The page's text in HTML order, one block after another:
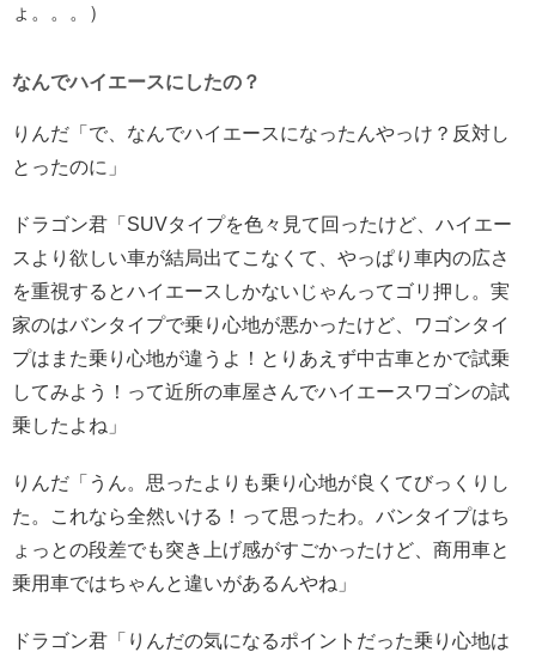
ょ。。。）
なんでハイエースにしたの？
りんだ「で、なんでハイエースになったんやっけ？反対し
とったのに」
ドラゴン君「SUVタイプを色々見て回ったけど、ハイエー
スより欲しい車が結局出てこなくて、やっぱり車内の広さ
を重視するとハイエースしかないじゃんってゴリ押し。実
家のはバンタイプで乗り心地が悪かったけど、ワゴンタイ
プはまた乗り心地が違うよ！とりあえず中古車とかで試乗
してみよう！って近所の車屋さんでハイエースワゴンの試
乗したよね」
りんだ「うん。思ったよりも乗り心地が良くてびっくりし
た。これなら全然いける！って思ったわ。バンタイプはち
ょっとの段差でも突き上げ感がすごかったけど、商用車と
乗用車ではちゃんと違いがあるんやね」
ドラゴン君「りんだの気になるポイントだった乗り心地は